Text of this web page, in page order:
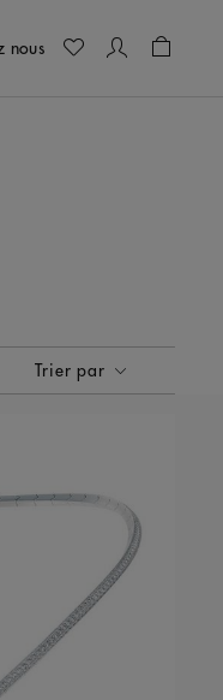
nous
Trier par
par